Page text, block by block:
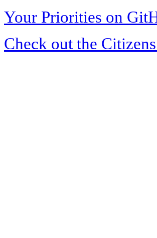
Your Priorities on
Check out the